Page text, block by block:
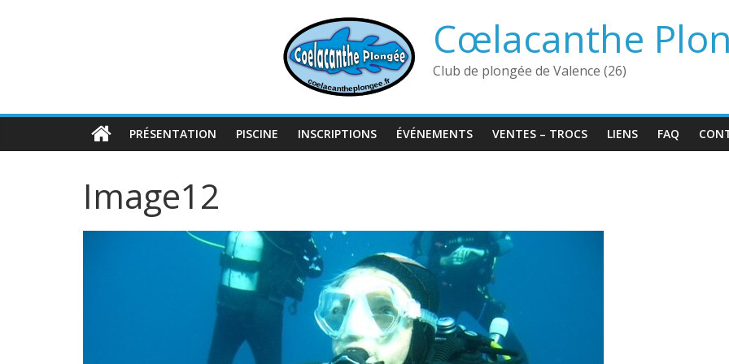
Cœlacanthe
Club de plongée de Valence (26)
PRÉSENTATION PISCINE INSCRIPTIONS ÉVÉNEMENTS VENTES – TROCS LIENS FAQ
Image12